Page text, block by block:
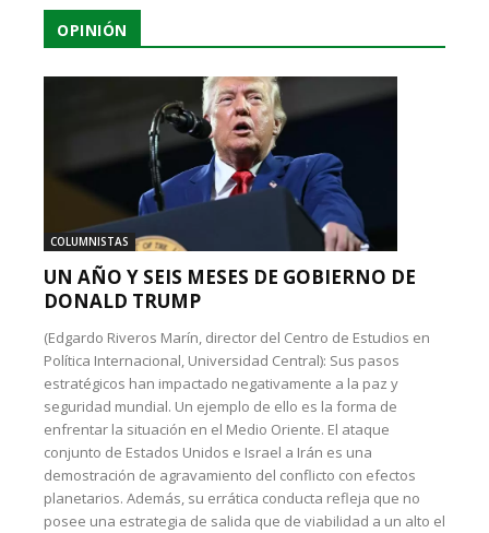
OPINIÓN
COLUMNISTAS
UN AÑO Y SEIS MESES DE GOBIERNO DE
DONALD TRUMP
(Edgardo Riveros Marín, director del Centro de Estudios en
Política Internacional, Universidad Central): Sus pasos
estratégicos han impactado negativamente a la paz y
seguridad mundial. Un ejemplo de ello es la forma de
enfrentar la situación en el Medio Oriente. El ataque
conjunto de Estados Unidos e Israel a Irán es una
demostración de agravamiento del conflicto con efectos
planetarios. Además, su errática conducta refleja que no
posee una estrategia de salida que de viabilidad a un alto el